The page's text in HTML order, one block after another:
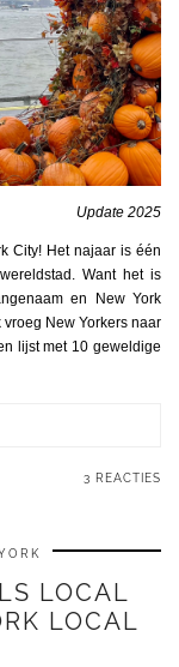
Update 2025
City! Het najaar is één
Want het is
en New York
New Yorkers naar
lijst met 10 geweldige
3 REACTIES
LOCAL
LOCAL